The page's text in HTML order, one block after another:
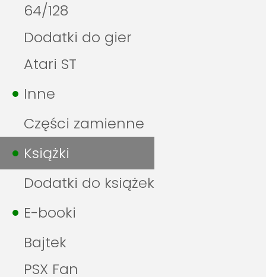
64/128
Dodatki do gier
Atari ST
Inne
Części zamienne
Książki
Dodatki do książek
E-booki
Bajtek
PSX Fan